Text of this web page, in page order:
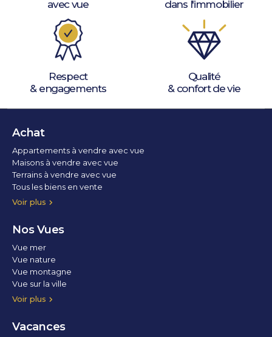
avec vue dans l'immobilier
Respect
& engagements
Qualité
& confort de vie
Achat
Voir plus
Appartements à vendre avec vue
Maisons à vendre avec vue
Terrains à vendre avec vue
Tous les biens en vente
Nos Vues
Voir plus
Vue mer
Vue nature
Vue montagne
Vue sur la ville
Vue parc
Vue fleuve
Vue lac
Vue marina / port
Vacances